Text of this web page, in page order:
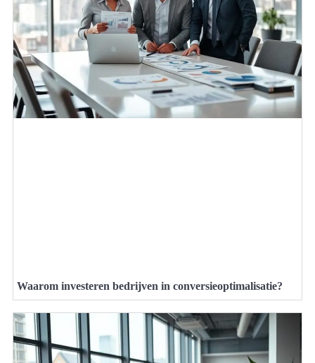
Waarom investeren bedrijven in conversieoptimalisatie?